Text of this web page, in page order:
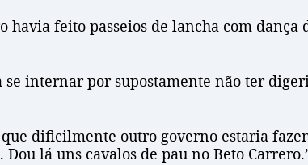
havia feito passeios de lancha com
internar por supostamente não ter
que dificilmente outro governo estaria
lá uns cavalos de pau no Beto